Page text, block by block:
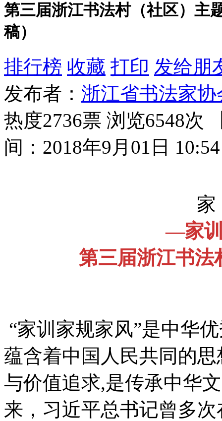
第三届浙江书法村（社区）主
稿）
排行榜 收藏 打印 发给朋
发布者： 浙江省书法家协
热度2736票 浏览6548次
间：2018年9月01日 10:54
家
—家
第三届浙江书法
“家训家规家风”是中华
蕴含着中国人民共同的
与价值追求,是传承中华
来，习近平总书记曾多